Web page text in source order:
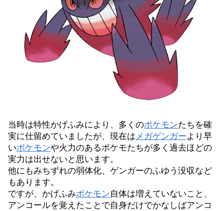
当時は特性かげふみにより、多くのポケモンたちを確
実に仕留めていましたが、現在はメガゲンガーより早
いポケモンや火力のあるポケモたちが多く過去ほどの
実力は出せないと思います。
他にもみちずれの弱体化、ゲンガーのふゆう没収など
もあります。
ですが、かげふみポケモン自体は増えていないこと、
アンコールを覚えたことで自身だけでかなしばアンコ